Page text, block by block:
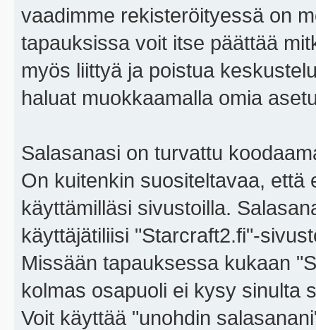
vaadimme rekisteröityessä on
tapauksissa voit itse päättää
myös liittyä ja poistua
haluat muokkaamalla omia
Salasanasi on turvattu
On kuitenkin suositeltavaa,
käyttämilläsi sivustoilla.
käyttäjätiliisi "Starcraft2.fi"-
Missään tapauksessa kukaan
kolmas osapuoli ei kysy sinulta
Voit käyttää "unohdin